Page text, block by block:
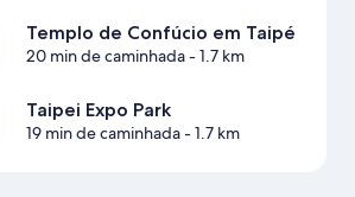
Templo de Confúcio em Taipé
20 min de caminhada- 1.7 km
Taipei Expo Park
19 min de caminhada- 1.7 km